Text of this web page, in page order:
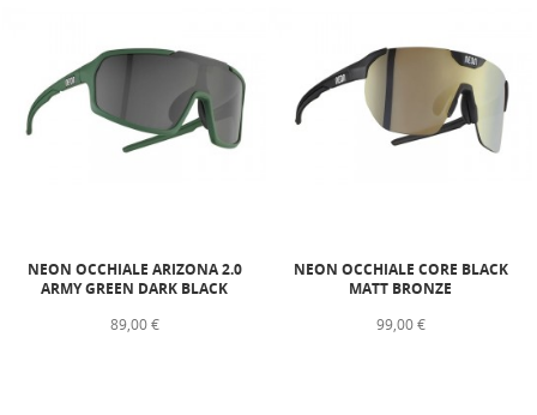
NEON OCCHIALE ARIZONA 2.0
ARMY GREEN DARK BLACK
89,00 €
NEON OCCHIALE CORE BLACK
MATT BRONZE
99,00 €